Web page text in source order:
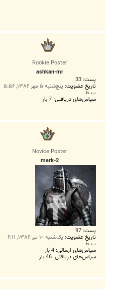
Rookie Poster
ashkan-mr
پست: 33
تاریخ عضویت: پنج‌شنبه ۵ مهر ۱۳۸۶, ۵:۵۶
ب.ظ
سپاس‌های دریافتی: 7 بار
Novice Poster
mark-2
پست: 97
تاریخ عضویت: یک‌شنبه ۱۰ تیر ۱۳۸۶, ۶:۱۱
ب.ظ
سپاس‌های ارسالی: 4 بار
سپاس‌های دریافتی: 46 بار